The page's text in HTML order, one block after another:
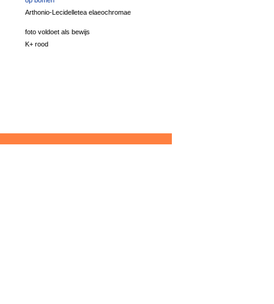
Arthonio-Lecidelletea elaeochromae
foto voldoet als bewijs
K+ rood